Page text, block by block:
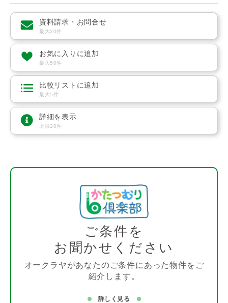
資料請求・お問合せ
最大20件
お気に入りに追加
最大50件
比較リストに追加
最大5件
詳細を表示
上限20件
ご条件を
お聞かせください
オークラヤがあなたのご条件にあった物件をご
紹介します。
詳しく見る